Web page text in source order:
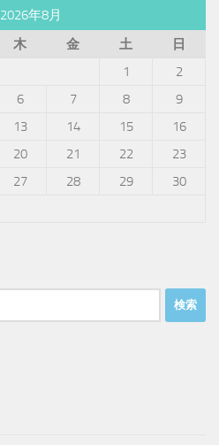
2026年8月
木 金 土
日
1
2
6 7 8
9
13 14 15
16
20 21 22
23
27 28 29
30